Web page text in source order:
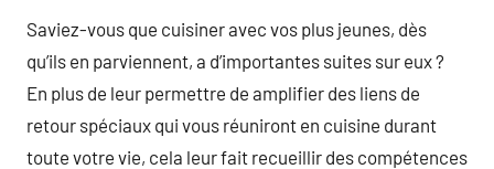
Saviez-vous que cuisiner avec vos plus jeunes, dès
qu’ils en parviennent, a d’importantes suites sur eux ?
En plus de leur permettre de amplifier des liens de
retour spéciaux qui vous réuniront en cuisine durant
toute votre vie, cela leur fait recueillir des compétences